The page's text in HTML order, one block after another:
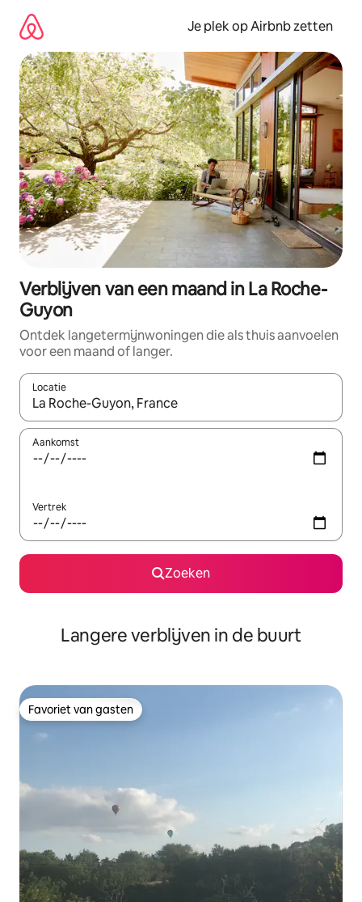
direct
naar
inhoud
Je plek op Airbnb zetten
Verblijven van een maand in La Roche-
Guyon
Ontdek langetermijnwoningen die als thuis aanvoelen
voor een maand of langer.
Locatie
Wanneer er resultaten beschikbaar zijn, maak je een keuze
Aankomst
Vertrek
Zoeken
Langere verblijven in de buurt
Favoriet van gasten
Favoriet van gasten